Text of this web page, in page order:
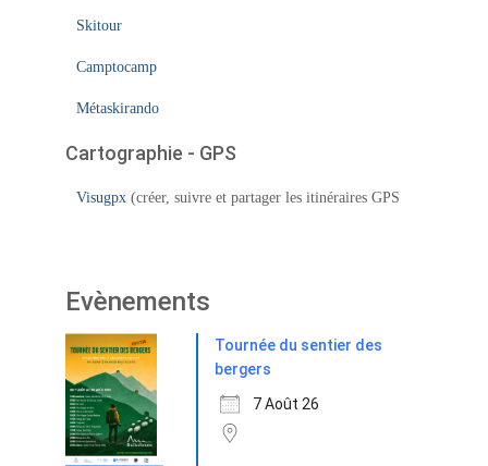
Skitour
Camptocamp
Métaskirando
Cartographie - GPS
Visugpx (créer, suivre et partager les itinéraires GPS
Evènements
Tournée du sentier des
bergers
7 Août 26